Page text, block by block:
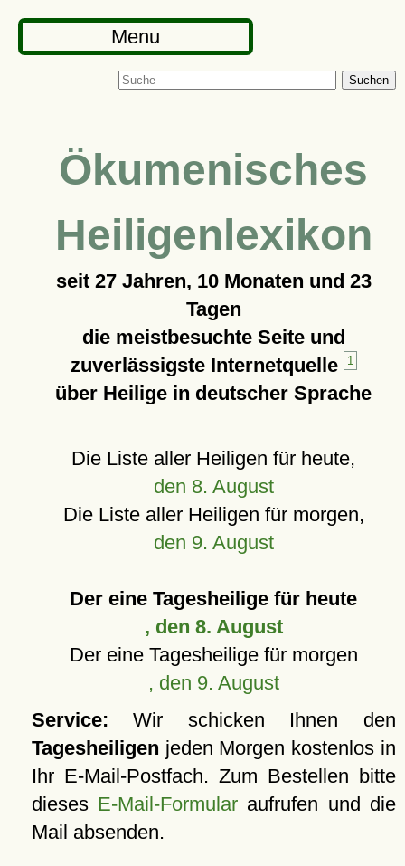
Menu
Suchen
Ökumenisches
Heiligenlexikon
seit 27 Jahren, 10 Monaten und 23
Tagen
die meistbesuchte Seite und
zuverlässigste Internetquelle
1
über Heilige in deutscher Sprache
Die Liste aller Heiligen für heute,
den 8. August
Die Liste aller Heiligen für morgen,
den 9. August
Der eine Tagesheilige für heute
, den 8. August
Der eine Tagesheilige für morgen
, den 9. August
Service: Wir schicken Ihnen den
Tagesheiligen jeden Morgen kostenlos in
Ihr E-Mail-Postfach. Zum Bestellen bitte
dieses E-Mail-Formular aufrufen und die
Mail absenden.